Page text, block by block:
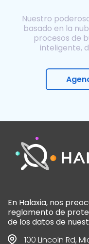
Nuestro
basado en la
procesos de
inteligente,
En Halaxia, nos
reglamento de
de los datos de
100 Lincoln Rd,